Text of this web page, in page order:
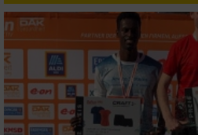
Entwicklung und Verbesserung
Verwendung reduzierter Daten
von Inhalten
IAB-Besonderheiten:
Verwendung genauer